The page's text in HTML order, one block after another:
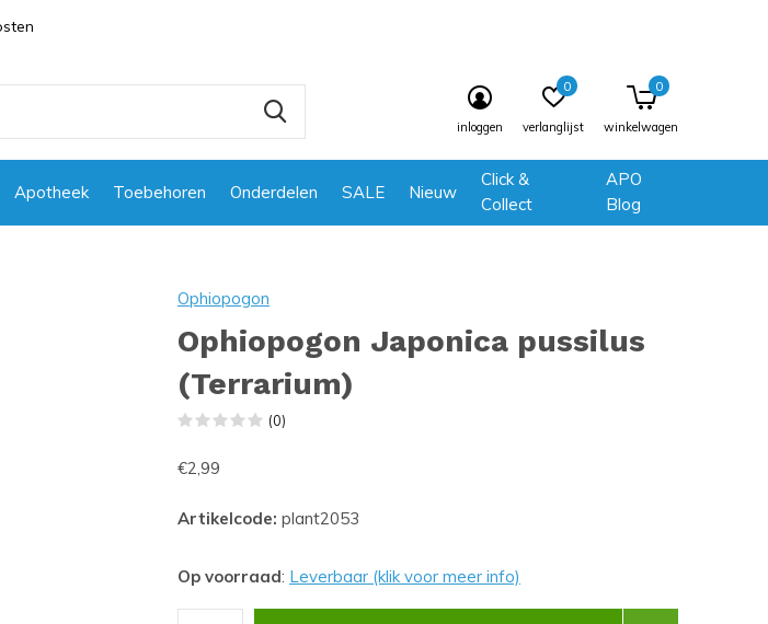
Apotheek Toebehoren Onderdelen SALE Nieuw
Click &
Collect
APO
Blog
inloggen verlanglijst
0
winkelwagen
0
Ophiopogon
Ophiopogon Japonica pussilus
(Terrarium)
(0)
€2,99
Artikelcode: plant2053
Op voorraad: Leverbaar (klik voor meer info)